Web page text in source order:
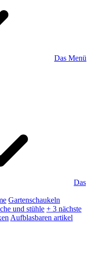
Das Menü
Das
Gartenschaukeln
und stühle + 3 nächste
Aufblasbaren artikel